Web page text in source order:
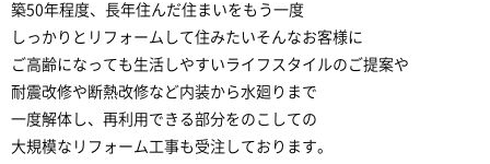
築50年程度、長年住んだ住まいをもう一度
しっかりとリフォームして住みたいそんなお客様に
ご高齢になっても生活しやすいライフスタイルのご提案や
耐震改修や断熱改修など内装から水廻りまで
一度解体し、再利用できる部分をのこしての
大規模なリフォーム工事も受注しております。